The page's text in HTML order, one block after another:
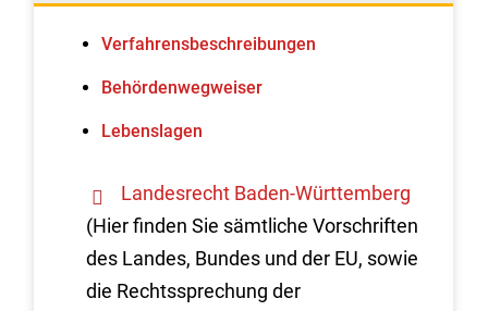
Verfahrens­beschreibungen
Behördenwegweiser
Lebenslagen
Landesrecht Baden-Württemberg
(Hier finden Sie sämtliche Vorschriften
des Landes, Bundes und der EU, sowie
die Rechtssprechung der